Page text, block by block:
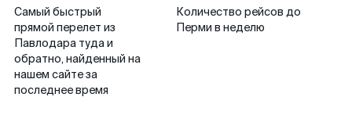
Самый быстрый
прямой перелет из
Павлодара туда и
обратно, найденный на
нашем сайте за
последнее время
Количество рейсов до
Перми в неделю